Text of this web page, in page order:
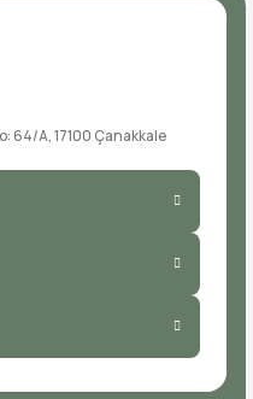
64/A, 17100 Çanakkale